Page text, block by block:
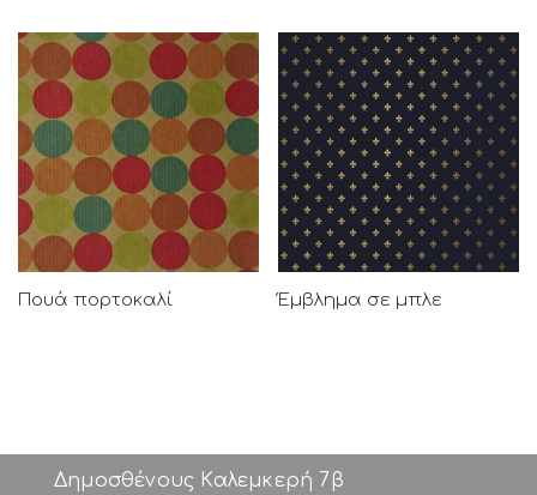
Πουά πορτοκαλί Έμβλημα σε μπλε
Δημοσθένους Καλεμκερή 7β